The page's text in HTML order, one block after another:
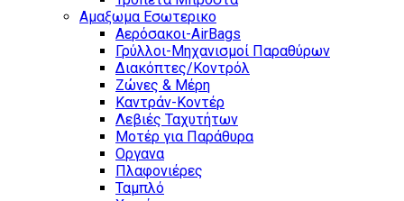
Αμαξωμα Εσωτερικο
Αερόσακοι-AirBags
Γρύλλοι-Μηχανισμοί Παραθύρων
Διακόπτες/Κοντρόλ
Ζώνες & Μέρη
Καντράν-Κοντέρ
Λεβιές Ταχυτήτων
Μοτέρ για Παράθυρα
Οργανα
Πλαφονιέρες
Ταμπλό